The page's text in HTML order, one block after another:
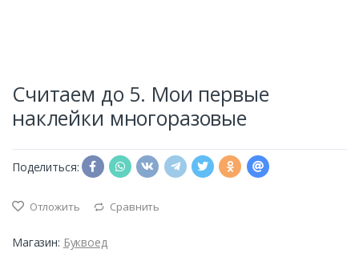
Считаем до 5. Мои первые
наклейки многоразовые
Поделиться:
Отложить Сравнить
Магазин: Буквоед